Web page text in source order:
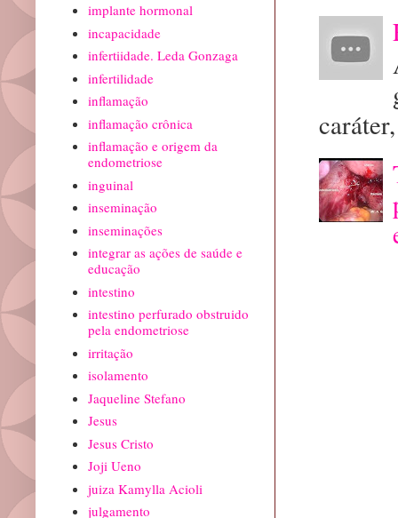
implante hormonal
incapacidade
infertiidade. Leda Gonzaga
infertilidade
inflamação
inflamação crônica
inflamação e origem da
endometriose
inguinal
inseminação
inseminações
integrar as ações de saúde e
educação
intestino
intestino perfurado obstruido
pela endometriose
irritação
isolamento
Jaqueline Stefano
Jesus
Jesus Cristo
Joji Ueno
juiza Kamylla Acioli
julgamento